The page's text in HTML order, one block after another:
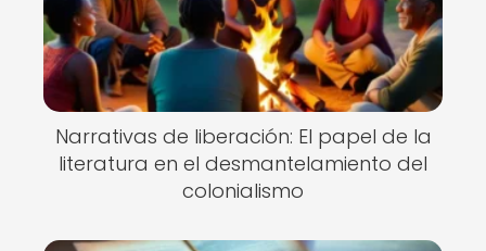
Narrativas de liberación: El papel de la
literatura en el desmantelamiento del
colonialismo